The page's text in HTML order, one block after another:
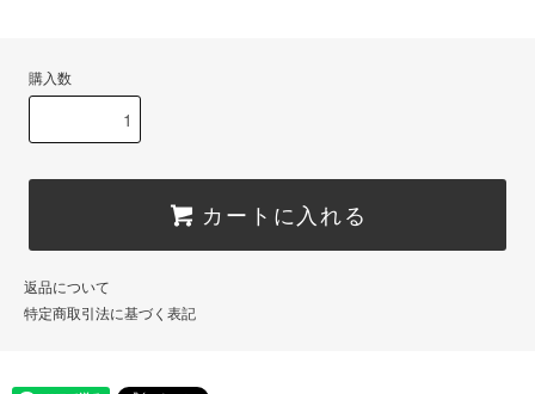
購入数
カートに入れる
返品について
特定商取引法に基づく表記